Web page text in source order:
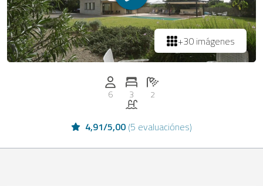
+30 imágenes
Personas (max.): 6
6
Numero de habitaciones: 3
3
Cantidad de baños: 2
2
Piscina
4,91/5,00 (5 evaluaciónes)